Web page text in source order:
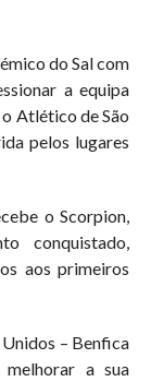
do Sal com
a equipa
Atlético de São
pelos lugares
o Scorpion,
conquistado,
aos primeiros
– Benfica
a sua